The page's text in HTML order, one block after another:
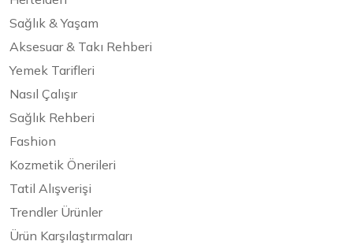
Sağlık & Yaşam
Aksesuar & Takı Rehberi
Yemek Tarifleri
Nasıl Çalışır
Sağlık Rehberi
Fashion
Kozmetik Önerileri
Tatil Alışverişi
Trendler Ürünler
Ürün Karşılaştırmaları